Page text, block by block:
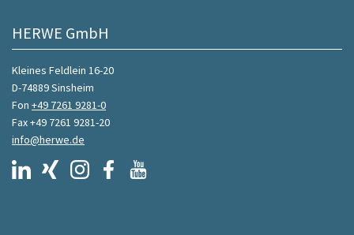
HERWE GmbH
Kleines Feldlein 16-20
D-74889 Sinsheim
Fon +49 7261 9281-0
Fax +49 7261 9281-20
info@herwe.de